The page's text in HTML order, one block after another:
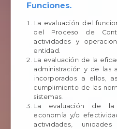
Funciones.
La evaluación del
del Proceso de
actividades y
entidad.
La evaluación de la
administración y de las
incorporados a ellos,
cumplimiento de las
sistemas.
La evaluación de la
economía y/o
actividades,